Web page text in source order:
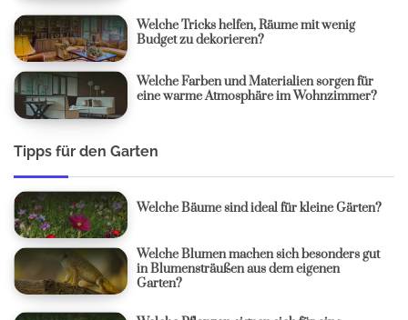
Welche Tricks helfen, Räume mit wenig
Budget zu dekorieren?
Welche Farben und Materialien sorgen für
eine warme Atmosphäre im Wohnzimmer?
Tipps für den Garten
Welche Bäume sind ideal für kleine Gärten?
Welche Blumen machen sich besonders gut
in Blumensträußen aus dem eigenen
Garten?